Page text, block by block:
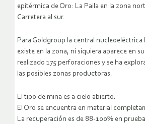
epitérmica de Oro: La Paila en la zona
Carretera al sur.
Para Goldgroup la central nucleoeléctrica
existe en la zona, ni siquiera aparece en
realizado 175 perforaciones y se ha
las posibles zonas productoras.
El tipo de mina es a cielo abierto.
El Oro se encuentra en material
La recuperación es de 88-100% en